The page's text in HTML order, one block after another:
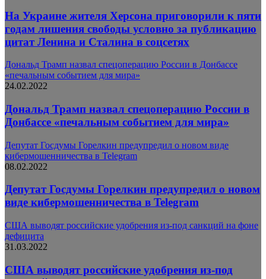
На Украине жителя Херсона приговорили к пяти
годам лишения свободы условно за публикацию
цитат Ленина и Сталина в соцсетях
Дональд Трамп назвал спецоперацию России в Донбассе
«печальным событием для мира»
24.02.2022
Дональд Трамп назвал спецоперацию России в
Донбассе «печальным событием для мира»
Депутат Госдумы Горелкин предупредил о новом виде
кибермошенничества в Telegram
08.02.2022
Депутат Госдумы Горелкин предупредил о новом
виде кибермошенничества в Telegram
США выводят российские удобрения из-под санкций на фоне
дефицита
31.03.2022
США выводят российские удобрения из-под